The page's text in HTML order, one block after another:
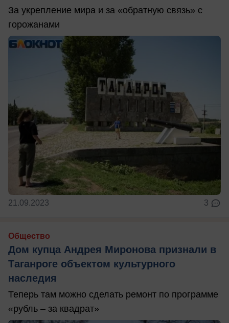
За укрепление мира и за «обратную связь» с
горожанами
21.09.2023 3
Общество
Дом купца Андрея Миронова признали в
Таганроге объектом культурного
наследия
Теперь там можно сделать ремонт по программе
«рубль – за квадрат»